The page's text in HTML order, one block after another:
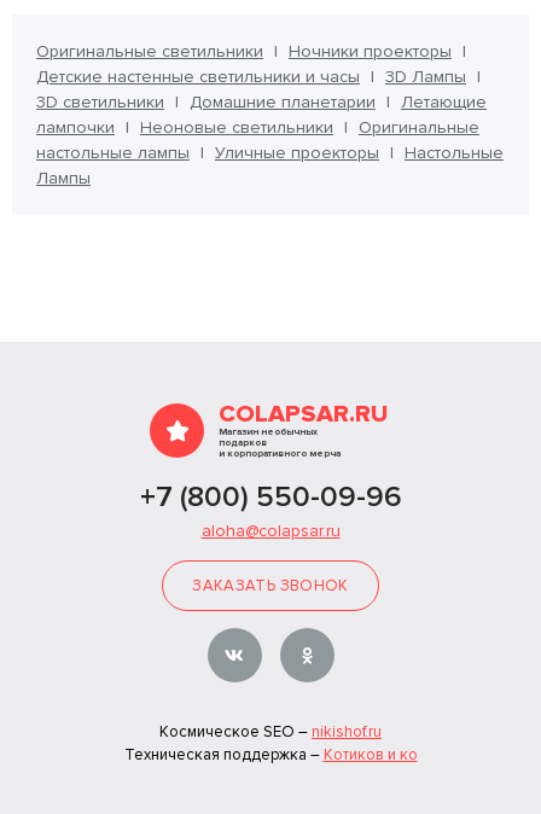
Оригинальные светильники
Ночники проекторы
Детские настенные светильники и часы
3D Лампы
3D светильники
Домашние планетарии
Летающие
лампочки
Неоновые светильники
Оригинальные
настольные лампы
Уличные проекторы
Настольные
Лампы
COLAPSAR.RU
Магазин необычных
подарков
и корпоративного мерча
+7 (800) 550-09-96
aloha@colapsar.ru
ЗАКАЗАТЬ ЗВОНОК
Космическое SEO – nikishof.ru
Техническая поддержка – Котиков и ко